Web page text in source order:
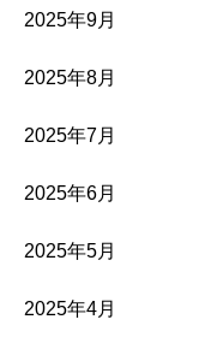
2025年9月
2025年8月
2025年7月
2025年6月
2025年5月
2025年4月